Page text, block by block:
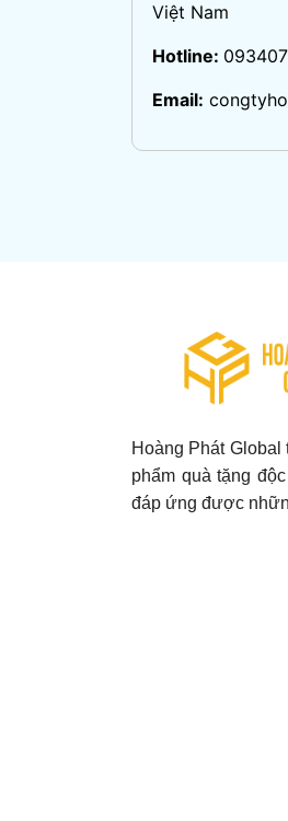
Việt Nam
Hotline:
Email:
Hoàng Phát Global
phẩm quà tặng
đáp ứng được